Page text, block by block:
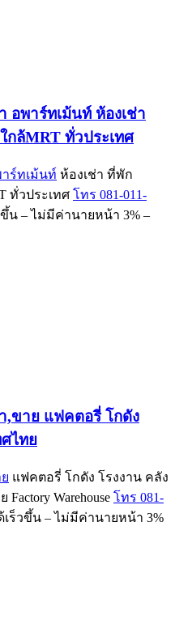
อพาร์ทเม้นท์ ห้องเช่า
กล้MRT ทั่วประเทศ
าร์ทเม้นท์ ห้องเช่า ที่พัก
ทั่วประเทศ โทร 081-011-
น – ไม่มีค่านายหน้า 3% –
,ขาย แฟคตอรี่ โกดัง
ไทย
แฟคตอรี่ โกดัง โรงงาน คลัง
Warehouse โทร 081-
เร็วขึ้น – ไม่มีค่านายหน้า 3%